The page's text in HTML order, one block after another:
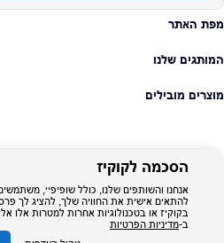
מפת האתר
המותגים שלנו
מוצרים מובילים
הסכמה לקוקיז
אנחנו והשותפים שלנו, כולל שופיפיי,
להתאים אישית את החוויה שלך, להציג לך
בקוקיז או בטכנולוגיות אחרות למטרות אלו
ב-מדיניות הפרטיות